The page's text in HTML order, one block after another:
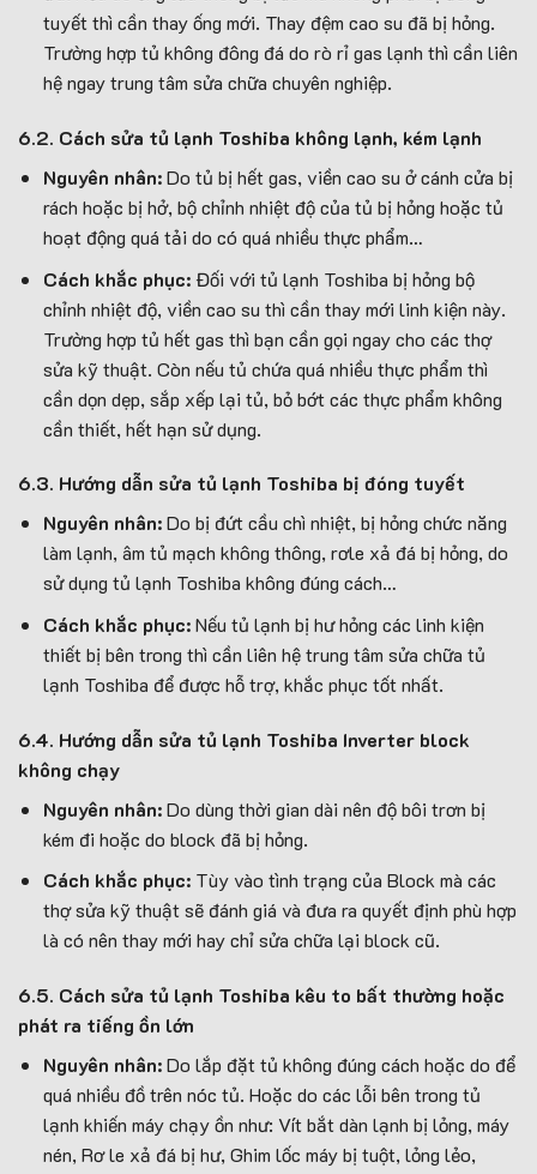
tuyết thì cần thay ống mới. Thay đệm cao su đã bị hỏng.
Trường hợp tủ không đông đá do rò rỉ gas lạnh thì cần liên
hệ ngay trung tâm sửa chữa chuyên nghiệp.
6.2. Cách sửa tủ lạnh Toshiba không lạnh, kém lạnh
Nguyên nhân:Do tủ bị hết gas, viền cao su ở cánh cửa bị
rách hoặc bị hở, bộ chỉnh nhiệt độ của tủ bị hỏng hoặc tủ
hoạt động quá tải do có quá nhiều thực phẩm…
Cách khắc phục: Đối với tủ lạnh Toshiba bị hỏng bộ
chỉnh nhiệt độ, viền cao su thì cần thay mới linh kiện này.
Trường hợp tủ hết gas thì bạn cần gọi ngay cho các thợ
sửa kỹ thuật. Còn nếu tủ chứa quá nhiều thực phẩm thì
cần dọn dẹp, sắp xếp lại tủ, bỏ bớt các thực phẩm không
cần thiết, hết hạn sử dụng.
6.3. Hướng dẫn sửa tủ lạnh Toshiba bị đóng tuyết
Nguyên nhân:Do bị đứt cầu chì nhiệt, bị hỏng chức năng
làm lạnh, âm tủ mạch không thông, rơle xả đá bị hỏng, do
sử dụng tủ lạnh Toshiba không đúng cách…
Cách khắc phục:Nếu tủ lạnh bị hư hỏng các linh kiện
thiết bị bên trong thì cần liên hệ trung tâm sửa chữa tủ
lạnh Toshiba để được hỗ trợ, khắc phục tốt nhất.
6.4. Hướng dẫn sửa tủ lạnh Toshiba Inverter block
không chạy
Nguyên nhân:Do dùng thời gian dài nên độ bôi trơn bị
kém đi hoặc do block đã bị hỏng.
Cách khắc phục: Tùy vào tình trạng của Block mà các
thợ sửa kỹ thuật sẽ đánh giá và đưa ra quyết định phù hợp
là có nên thay mới hay chỉ sửa chữa lại block cũ.
6.5. Cách sửa tủ lạnh Toshiba kêu to bất thường hoặc
phát ra tiếng ồn lớn
Nguyên nhân:Do lắp đặt tủ không đúng cách hoặc do để
quá nhiều đồ trên nóc tủ. Hoặc do các lỗi bên trong tủ
lạnh khiến máy chạy ồn như: Vít bắt dàn lạnh bị lỏng, máy
nén, Rơ le xả đá bị hư, Ghim lốc máy bị tuột, lỏng lẻo,